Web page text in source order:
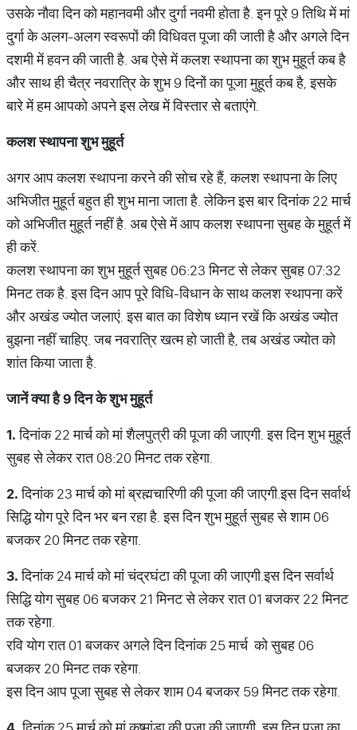
उसके नौवा दिन को महानवमी और दुर्गा नवमी होता है. इन पूरे 9 तिथि में मां
दुर्गा के अलग-अलग स्वरूपों की विधिवत पूजा की जाती है और अगले दिन
दशमी में हवन की जाती है. अब ऐसे में कलश स्थापना का शुभ मुहूर्त कब है
और साथ ही चैत्र नवरात्रि के शुभ 9 दिनों का पूजा मुहूर्त कब है, इसके
बारे में हम आपको अपने इस लेख में विस्तार से बताएंगे.
कलशस्थापनाशुभमुहूर्त
अगर आप कलश स्थापना करने की सोच रहे हैं, कलश स्थापना के लिए
अभिजीत मुहूर्त बहुत ही शुभ माना जाता है. लेकिन इस बार दिनांक 22 मार्च
को अभिजीत मुहूर्त नहीं है. अब ऐसे में आप कलश स्थापना सुबह के मुहूर्त में
ही करें.
कलश स्थापना का शुभ मुहूर्त सुबह 06:23 मिनट से लेकर सुबह 07:32
मिनट तक है. इस दिन आप पूरे विधि-विधान के साथ कलश स्थापना करें
और अखंड ज्योत जलाएं. इस बात का विशेष ध्यान रखें कि अखंड ज्योत
बुझना नहीं चाहिए. जब नवरात्रि खत्म हो जाती है, तब अखंड ज्योत को
शांत किया जाता है.
जानेंक्याहै9दिनकेशुभमुहूर्त
1.दिनांक 22 मार्च को मां शैलपुत्री की पूजा की जाएगी. इस दिन शुभ मुहूर्त
सुबह से लेकर रात 08:20 मिनट तक रहेगा.
2.दिनांक 23 मार्च को मां ब्रह्मचारिणी की पूजा की जाएगी.इस दिन सर्वार्थ
सिद्धि योग पूरे दिन भर बन रहा है. इस दिन शुभ मुहूर्त सुबह से शाम 06
बजकर 20 मिनट तक रहेगा.
3.दिनांक 24 मार्च को मां चंद्रघंटा की पूजा की जाएगी.इस दिन सर्वार्थ
सिद्धि योग सुबह 06 बजकर 21 मिनट से लेकर रात 01 बजकर 22 मिनट
तक रहेगा.
रवि योग रात 01 बजकर अगले दिन दिनांक 25 मार्च को सुबह 06
बजकर 20 मिनट तक रहेगा.
इस दिन आप पूजा सुबह से लेकर शाम 04 बजकर 59 मिनट तक रहेगा.